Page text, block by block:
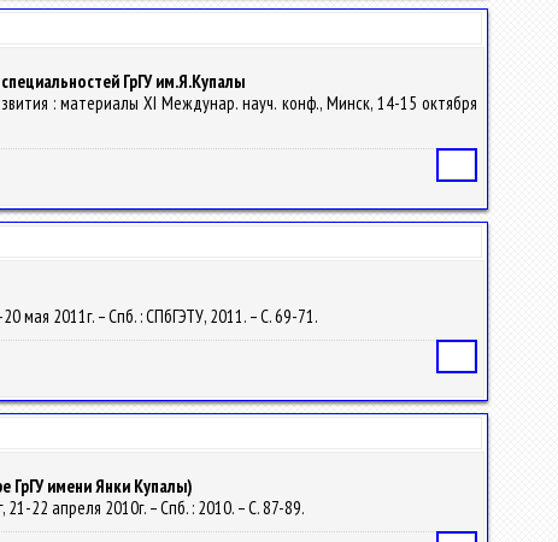
ГрГУ им.Я.Купалы
: материалы XI Междунар. науч. конф., Минск, 14-15 октября
мая 2011г. – Спб. : СПбГЭТУ, 2011. – С. 69-71.
ГрГУ имени Янки Купалы)
22 апреля 2010г. – Спб. : 2010. – С. 87-89.